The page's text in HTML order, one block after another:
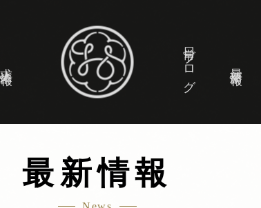
日常ブログ
最新情報